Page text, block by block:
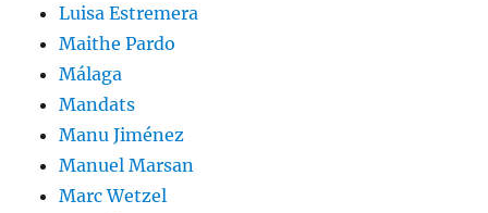
Luisa Estremera
Maithe Pardo
Málaga
Mandats
Manu Jiménez
Manuel Marsan
Marc Wetzel